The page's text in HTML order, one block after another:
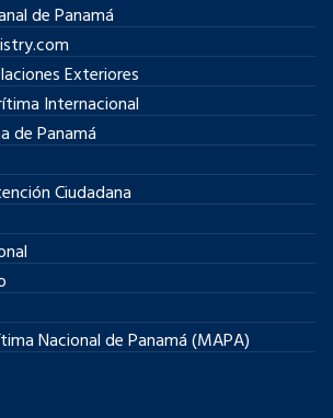
de Panamá
Exteriores
Internacional
de Panamá
Ciudadana
Nacional de Panamá (MAPA)